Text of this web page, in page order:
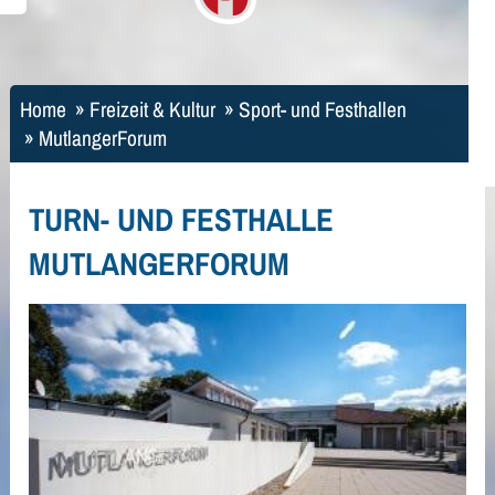
Home » Freizeit & Kultur»Sport- und Festhallen
» MutlangerForum
TURN- UND FESTHALLE
MUTLANGERFORUM